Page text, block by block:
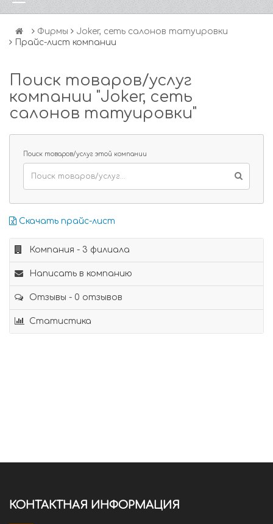
Фирмы
Joker, сеть салонов татуировки
Прайс-лист компании
Поиск товаров/услуг
компании "Joker, сеть
салонов татуировки"
Поиск товаров/услуг этой компании
Скачать прайс-лист
Компания - 3 филиала
Написать в компанию
Отзывы - 0 отзывов
Статистика
КОНТАКТНАЯ ИНФОРМАЦИЯ